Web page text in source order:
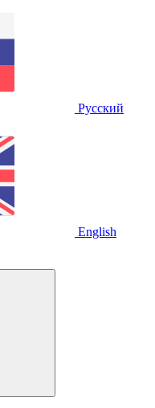
Русский
English